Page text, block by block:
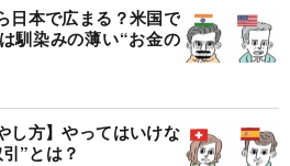
日本で広まる？米国で
馴染みの薄い“お金の
し方】やってはいけな
”とは？